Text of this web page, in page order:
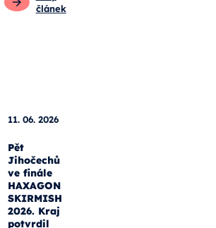
článek
11. 06. 2026
Pět
Jihočechů
ve finále
HAXAGON
SKIRMISH
2026. Kraj
potvrdil